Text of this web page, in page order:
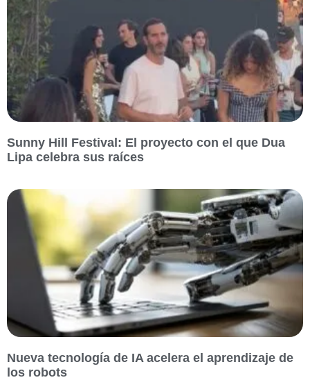
Sunny Hill Festival: El proyecto con el que Dua
Lipa celebra sus raíces
Nueva tecnología de IA acelera el aprendizaje de
los robots